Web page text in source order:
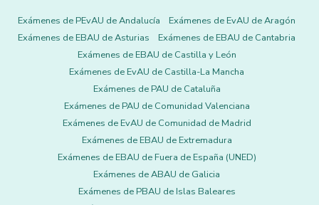
Exámenes de PEvAU de Andalucía
Exámenes de EvAU de Aragón
Exámenes de EBAU de Asturias
Exámenes de EBAU de Cantabria
Exámenes de EBAU de Castilla y León
Exámenes de EvAU de Castilla-La Mancha
Exámenes de PAU de Cataluña
Exámenes de PAU de Comunidad Valenciana
Exámenes de EvAU de Comunidad de Madrid
Exámenes de EBAU de Extremadura
Exámenes de EBAU de Fuera de España (UNED)
Exámenes de ABAU de Galicia
Exámenes de PBAU de Islas Baleares